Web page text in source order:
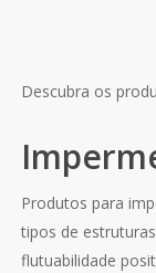
Descubra os
Produtos para
tipos de
flutuabilidade